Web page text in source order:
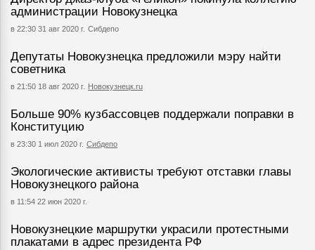
администрации Новокузнецка
в 22:30 31 авг 2020 г. Сибдепо
Депутаты Новокузнецка предложили мэру найти
советника
в 21:50 18 авг 2020 г. Новокузнецк.ru
Больше 90% кузбассовцев поддержали поправки в
Конституцию
в 23:30 1 июл 2020 г. Сибдепо
Экологические активисты требуют отставки главы
Новокузнецкого района
в 11:54 22 июн 2020 г.
Новокузнецкие маршрутки украсили протестными
плакатами в адрес президента РФ